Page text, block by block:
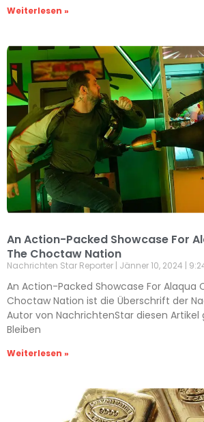
Weiterlesen »
An Action-Packed Showcase For
The Choctaw Nation
Nachrichten Star Reporter Jänner 10, 2024
An Action-Packed Showcase For Alaqua
Choctaw Nation ist die Überschrift der
Autor von NachrichtenStar diesen
Bleiben
Weiterlesen »